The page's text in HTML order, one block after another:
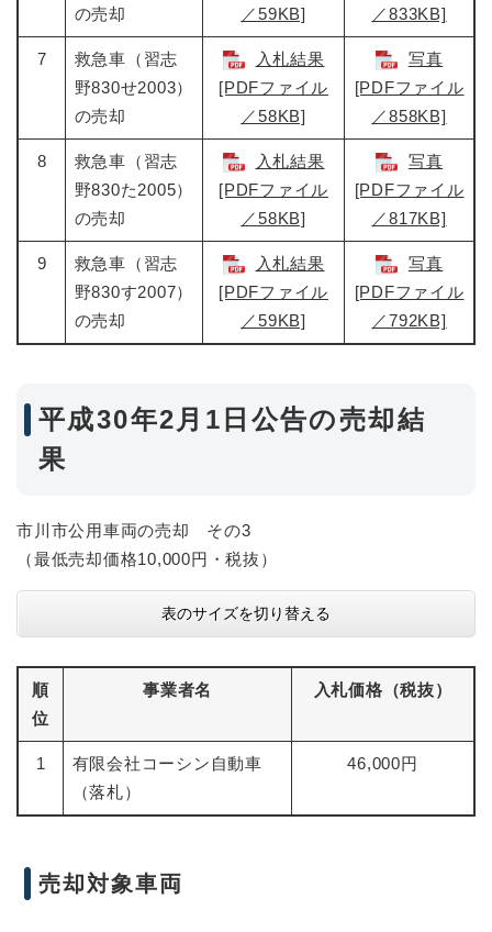
の売却 ／59KB] ／833KB]
7
救急車（習志
野830せ2003）
の売却
入札結果
[PDFファイル
／58KB]
写真
[PDFファイル
／858KB]
8
救急車（習志
野830た2005）
の売却
入札結果
[PDFファイル
／58KB]
写真
[PDFファイル
／817KB]
9
救急車（習志
野830す2007）
の売却
入札結果
[PDFファイル
／59KB]
写真
[PDFファイル
／792KB]
平成30年2月1日公告の売却結
果
市川市公用車両の売却 その3
（最低売却価格10,000円・税抜）
表のサイズを切り替える
順
位
事業者名 入札価格（税抜）
1
有限会社コーシン自動車
（落札）
46,000円
売却対象車両